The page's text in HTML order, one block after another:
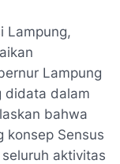
Lampung,
Lampung
didata dalam
bahwa
konsep Sensus
aktivitas